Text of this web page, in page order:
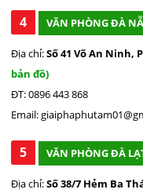
4 VĂN PHÒNG ĐÀ
Địa chỉ:Số 41 Võ An Ninh,
bản đồ)
ĐT: 0896 443 868
Email:
5 VĂN PHÒNG ĐÀ
Địa chỉ:Số 38/7 Hẻm Ba